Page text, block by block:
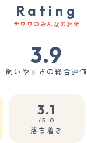
Rating
チワワのみんなの評価
3.9
飼いやすさの総合評価
3.1
/5.0
落ち着き